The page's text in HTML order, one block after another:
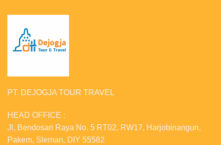
PT. DEJOGJA TOUR TRAVEL
HEAD OFFICE :
Jl, Bendosari Raya No. 5 RT02, RW17, Harjobinangun,
Pakem, Sleman, DIY 55582